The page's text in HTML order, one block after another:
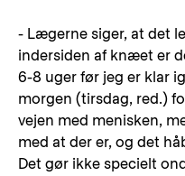
- Lægerne siger, at det
indersiden af knæet er
6-8 uger før jeg er klar
morgen (tirsdag, red.)
vejen med menisken,
med at der er, og det
Det gør ikke specielt